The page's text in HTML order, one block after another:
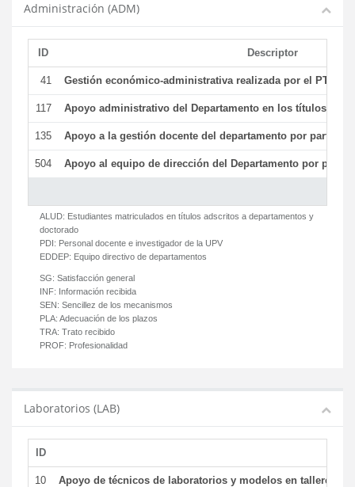
Administración (ADM)
ID Descriptor
41 Gestión económico-administrativa realizada por el PTGAS
117 Apoyo administrativo del Departamento en los títulos de
135 Apoyo a la gestión docente del departamento por parte
504 Apoyo al equipo de dirección del Departamento por parte
ALUD: Estudiantes matriculados en títulos adscritos a departamentos y
doctorado
PDI: Personal docente e investigador de la UPV
EDDEP: Equipo directivo de departamentos
SG: Satisfacción general
INF: Información recibida
SEN: Sencillez de los mecanismos
PLA: Adecuación de los plazos
TRA: Trato recibido
PROF: Profesionalidad
Laboratorios (LAB)
ID
10 Apoyo de técnicos de laboratorios y modelos en talleres/